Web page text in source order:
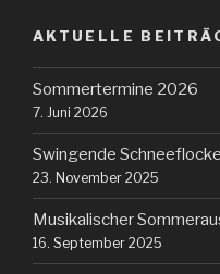
AKTUELLE
Sommertermine 2026
7. Juni 2026
Swingende
23. November 2025
Musikalischer
16. September 2025